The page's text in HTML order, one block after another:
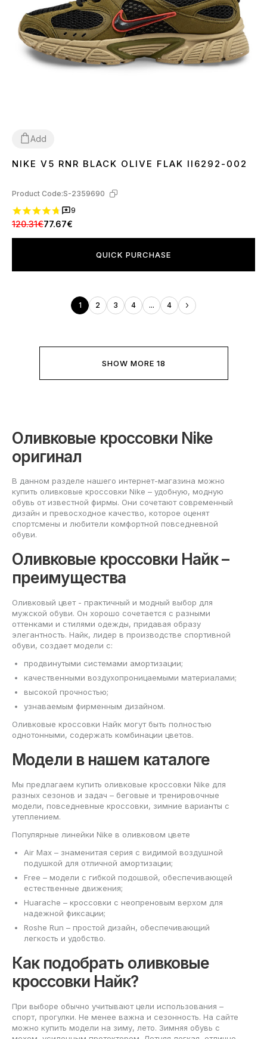
Add
4142 44
NIKE V5 RNR BLACK OLIVE FLAK II6292-002
Product Code:S-2359690
9
120.31€77.67€
QUICK PURCHASE
1 2 3 4 ... 4
SHOW MORE 18
Оливковые кроссовки Nike
оригинал
В данном разделе нашего интернет-магазина можно
купить оливковые кроссовки Nike – удобную, модную
обувь от известной фирмы. Они сочетают современный
дизайн и превосходное качество, которое оценят
спортсмены и любители комфортной повседневной
обуви.
Оливковые кроссовки Найк –
преимущества
Оливковый цвет - практичный и модный выбор для
мужской обуви. Он хорошо сочетается с разными
оттенками и стилями одежды, придавая образу
элегантность. Найк, лидер в производстве спортивной
обуви, создает модели с:
продвинутыми системами амортизации;
качественными воздухопроницаемыми материалами;
высокой прочностью;
узнаваемым фирменным дизайном.
Оливковые кроссовки Найк могут быть полностью
однотонными, содержать комбинации цветов.
Модели в нашем каталоге
Мы предлагаем купить оливковые кроссовки Nike для
разных сезонов и задач – беговые и тренировочные
модели, повседневные кроссовки, зимние варианты с
утеплением.
Популярные линейки Nike в оливковом цвете
Air Max – знаменитая серия с видимой воздушной
подушкой для отличной амортизации;
Free – модели с гибкой подошвой, обеспечивающей
естественные движения;
Huarache – кроссовки с неопреновым верхом для
надежной фиксации;
Roshe Run – простой дизайн, обеспечивающий
легкость и удобство.
Как подобрать оливковые
кроссовки Найк?
При выборе обычно учитывают цели использования –
спорт, прогулки. Не менее важна и сезонность. На сайте
можно купить модели на зиму, лето. Зимняя обувь с